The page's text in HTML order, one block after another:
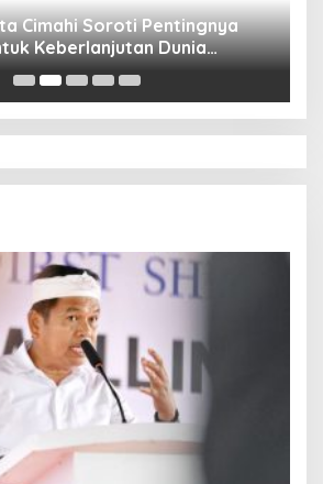
Cimahi Soroti Pentingnya
Keberlanjutan Dunia